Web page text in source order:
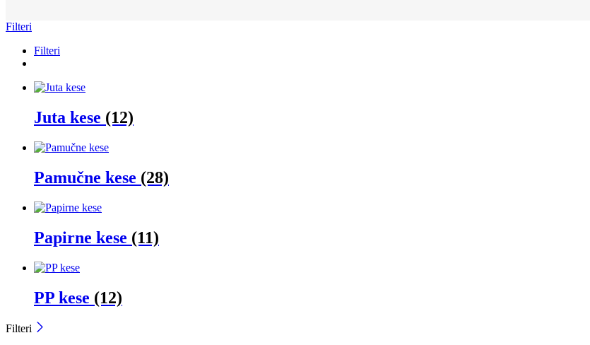
Filteri
Filteri
Juta kese (12)
Pamučne kese (28)
Papirne kese (11)
PP kese (12)
Filteri